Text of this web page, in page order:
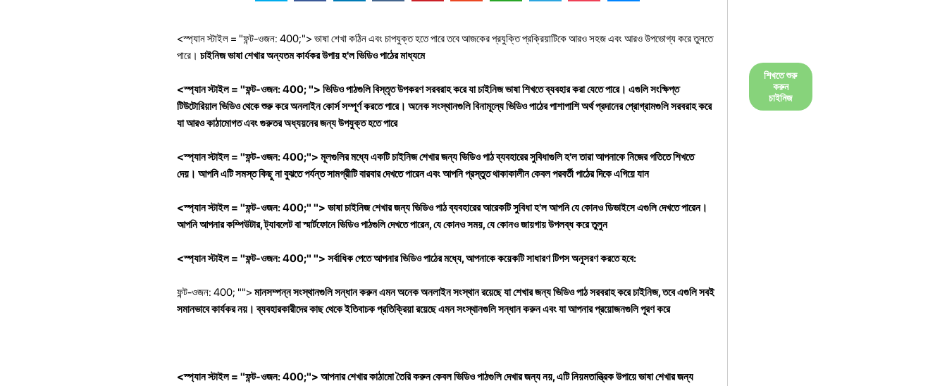
<স্প্যান স্টাইল = "ফন্ট-ওজন: 400;"> ভাষা শেখা কঠিন এবং চাপযুক্ত হতে পারে তবে আজকের প্রযুক্তি প্রক্রিয়াটিকে আরও সহজ এবং আরও উপভোগ্য করে তুলতে
পারে। চাইনিজ ভাষা শেখার অন্যতম কার্যকর উপায় হ'ল ভিডিও পাঠের মাধ্যমে
<স্প্যান স্টাইল = "ফন্ট-ওজন: 400; "> ভিডিও পাঠগুলি বিস্তৃত উপকরণ সরবরাহ করে যা চাইনিজ ভাষা শিখতে ব্যবহার করা যেতে পারে। এগুলি সংক্ষিপ্ত
টিউটোরিয়াল ভিডিও থেকে শুরু করে অনলাইন কোর্স সম্পূর্ণ করতে পারে। অনেক সংস্থানগুলি বিনামূল্যে ভিডিও পাঠের পাশাপাশি অর্থ প্রদানের প্রোগ্রামগুলি সরবরাহ করে
যা আরও কাঠামোগত এবং গুরুতর অধ্যয়নের জন্য উপযুক্ত হতে পারে
<স্প্যান স্টাইল = "ফন্ট-ওজন: 400;"> মূলগুলির মধ্যে একটি চাইনিজ শেখার জন্য ভিডিও পাঠ ব্যবহারের সুবিধাগুলি হ'ল তারা আপনাকে নিজের গতিতে শিখতে
দেয়। আপনি এটি সমস্ত কিছু না বুঝতে পর্যন্ত সামগ্রীটি বারবার দেখতে পারেন এবং আপনি প্রস্তুত থাকাকালীন কেবল পরবর্তী পাঠের দিকে এগিয়ে যান
<স্প্যান স্টাইল = "ফন্ট-ওজন: 400;" "> ভাষা চাইনিজ শেখার জন্য ভিডিও পাঠ ব্যবহারের আরেকটি সুবিধা হ'ল আপনি যে কোনও ডিভাইসে এগুলি দেখতে পারেন।
আপনি আপনার কম্পিউটার, ট্যাবলেট বা স্মার্টফোনে ভিডিও পাঠগুলি দেখতে পারেন, যে কোনও সময়, যে কোনও জায়গায় উপলব্ধ করে তুলুন
<স্প্যান স্টাইল = "ফন্ট-ওজন: 400;" "> সর্বাধিক পেতে আপনার ভিডিও পাঠের মধ্যে, আপনাকেকয়েকটি সাধারণ টিপস অনুসরণ করতে হবে:
ফন্ট-ওজন: 400; ""> মানসম্পন্ন সংস্থানগুলি সন্ধান করুনএমন অনেক অনলাইন সংস্থান রয়েছে যা শেখার জন্য ভিডিও পাঠ সরবরাহ করে চাইনিজ, তবে এগুলি সবই
সমানভাবে কার্যকর নয়। ব্যবহারকারীদের কাছ থেকে ইতিবাচক প্রতিক্রিয়া রয়েছে এমন সংস্থানগুলি সন্ধান করুন এবং যা আপনার প্রয়োজনগুলি পূরণ করে
<স্প্যান স্টাইল = "ফন্ট-ওজন: 400;"> আপনার শেখার কাঠামো তৈরি করুনকেবল ভিডিও পাঠগুলি দেখার জন্য নয়, এটি নিয়মতান্ত্রিক উপায়ে ভাষা শেখার জন্য
শিখতে শুরু
করুন
চাইনিজ